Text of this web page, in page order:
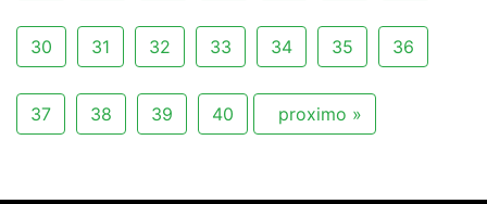
30 31 32 33 34 35 36
37 38 39 40 proximo »